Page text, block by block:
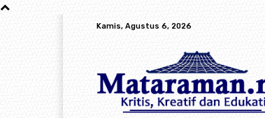
Kamis, Agustus 6, 2026